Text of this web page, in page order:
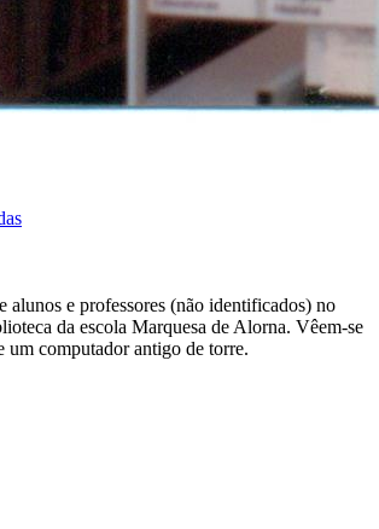
alunos e professores (não identificados) no
da escola Marquesa de Alorna. Vêem-se
um computador antigo de torre.